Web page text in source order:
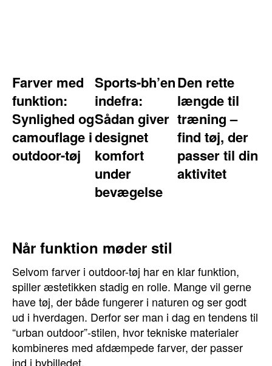
Farver med
funktion:
Synlighed og
camouflage i
outdoor-tøj
Sports-bh’en
indefra:
Sådan giver
designet
komfort
under
bevægelse
Den rette
længde til
træning –
find tøj, der
passer til din
aktivitet
Når funktion møder stil
Selvom farver i outdoor-tøj har en klar funktion,
spiller æstetikken stadig en rolle. Mange vil gerne
have tøj, der både fungerer i naturen og ser godt
ud i hverdagen. Derfor ser man i dag en tendens til
“urban outdoor”-stilen, hvor tekniske materialer
kombineres med afdæmpede farver, der passer
ind i bybilledet.